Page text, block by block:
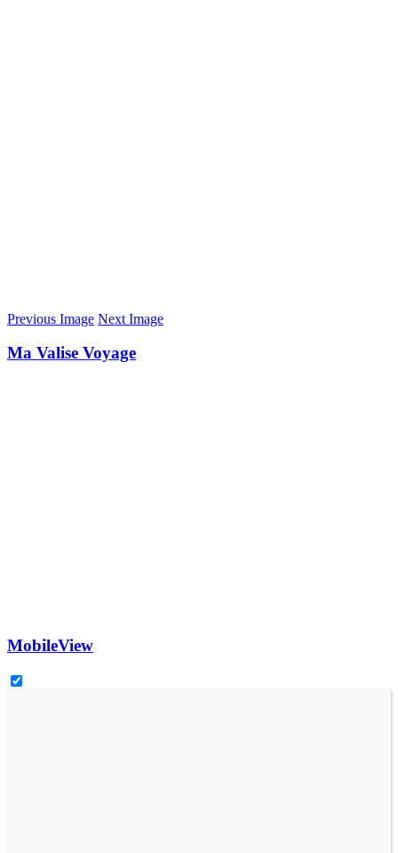
Previous Image Next Image
Ma Valise Voyage
MobileView